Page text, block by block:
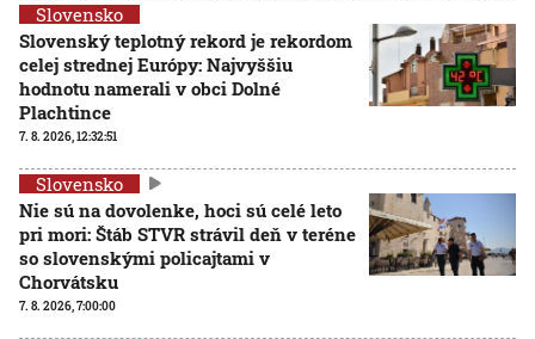
Slovensko
Slovenský teplotný rekord je rekordom
celej strednej Európy: Najvyššiu
hodnotu namerali v obci Dolné
Plachtince
7. 8. 2026, 12:32:51
Slovensko
Nie sú na dovolenke, hoci sú celé leto
pri mori: Štáb STVR strávil deň v teréne
so slovenskými policajtami v
Chorvátsku
7. 8. 2026, 7:00:00